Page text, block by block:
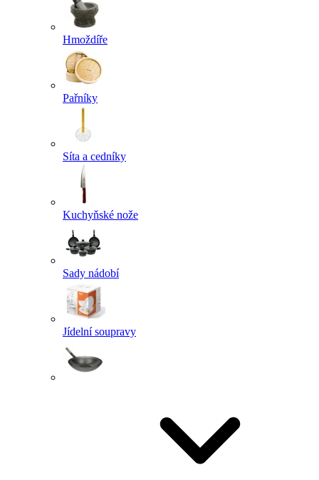
Hmoždíře
Pařníky
Síta a cedníky
Kuchyňské nože
Sady nádobí
Jídelní soupravy